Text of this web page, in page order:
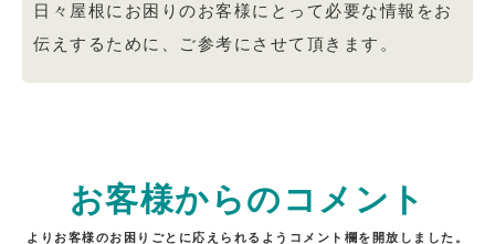
日々屋根にお困りのお客様にとって必要な情報をお
伝えするために、ご参考にさせて頂きます。
お客様からのコメント
よりお客様のお困りごとに応えられるようコメント欄を開放しました。